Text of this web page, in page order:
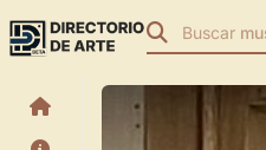
Buscar